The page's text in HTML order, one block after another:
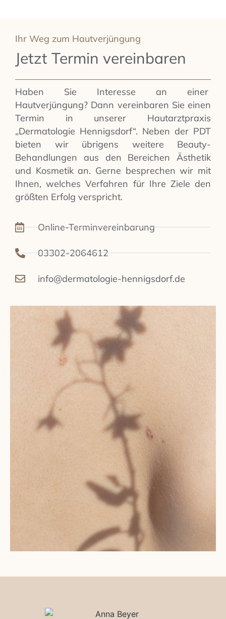
Ihr Weg zum Hautverjüngung
Jetzt Termin vereinbaren
Haben Sie Interesse an einer
Hautverjüngung? Dann vereinbaren Sie einen
Termin in unserer Hautarztpraxis
„Dermatologie Hennigsdorf“. Neben der PDT
bieten wir übrigens weitere Beauty-
Behandlungen aus den Bereichen Ästhetik
und Kosmetik an. Gerne besprechen wir mit
Ihnen, welches Verfahren für Ihre Ziele den
größten Erfolg verspricht.
Online-Terminvereinbarung
03302-2064612
info@dermatologie-hennigsdorf.de